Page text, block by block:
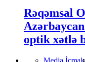
Rəqəmsal
optik xətlə
Media